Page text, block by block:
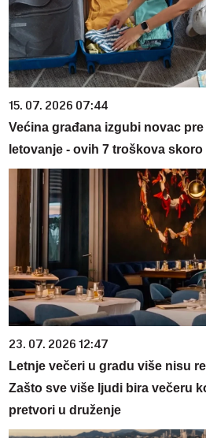
15. 07. 2026 07:44
Većina građana izgubi novac
letovanje - ovih 7 troškova
23. 07. 2026 12:47
Letnje večeri u gradu više nisu
Zašto sve više ljudi bira večeru
pretvori u druženje